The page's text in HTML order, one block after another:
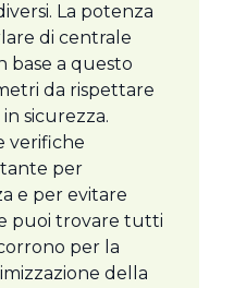
La potenza
di centrale
base a questo
da rispettare
sicurezza.
verifiche
per
e per evitare
puoi trovare tutti
per la
della